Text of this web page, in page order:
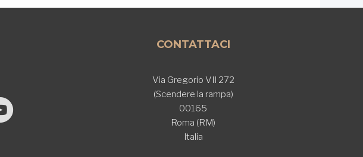
CONTATTACI
Via Gregorio VII 272
(Scendere la rampa)
00165
Roma (RM)
Italia